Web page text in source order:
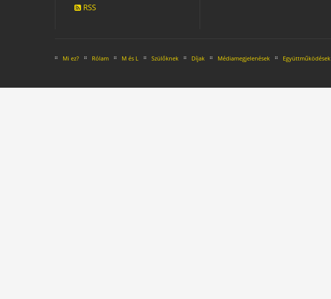
RSS
Mi ez? Rólam M és L Szülőknek Díjak Médiamegjelenések Együttműködések